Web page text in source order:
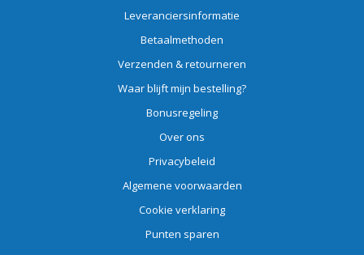
Leveranciersinformatie
Betaalmethoden
Verzenden & retourneren
Waar blijft mijn bestelling?
Bonusregeling
Over ons
Privacybeleid
Algemene voorwaarden
Cookie verklaring
Punten sparen